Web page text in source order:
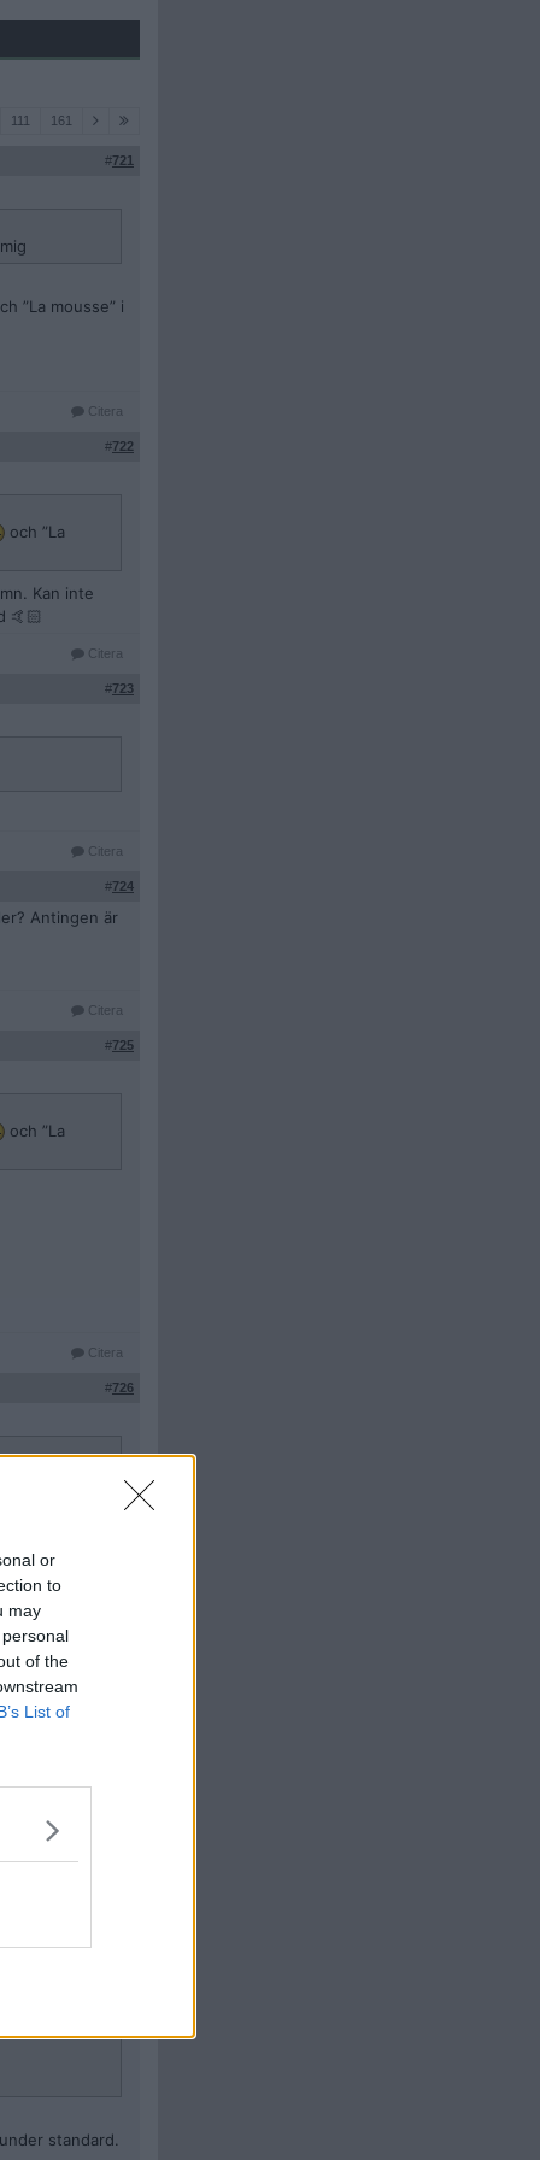
or
to
may
of the
List of
111 161
#721
”La mousse” i
Citera
#722
och ”La
Kan inte
🤙🏻
Citera
#723
Citera
#724
Antingen är
Citera
#725
och ”La
Citera
#726
standard.